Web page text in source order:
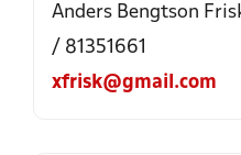
Anders Bengtson
/ 81351661
xfrisk@gmail.com